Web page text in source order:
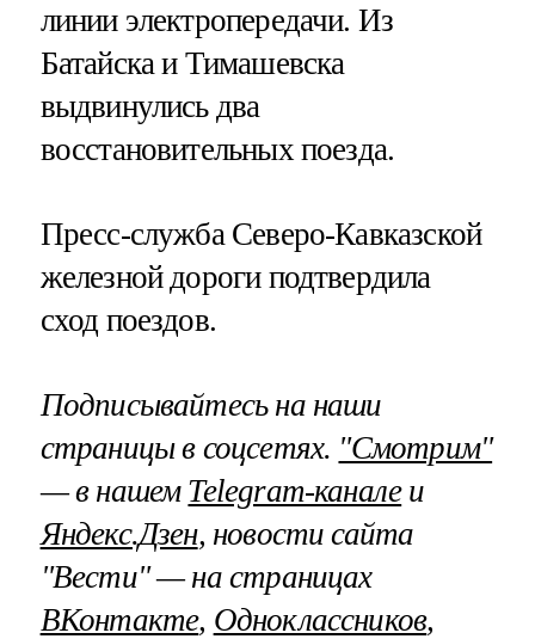
линии электропередачи. Из
Батайска и Тимашевска
выдвинулись два
восстановительных поезда.
Пресс-служба Северо-Кавказской
железной дороги подтвердила
сход поездов.
Подписывайтесь на наши
страницы в соцсетях. "Смотрим"
— в нашем Telegram-каналеи
Яндекс.Дзен, новости сайта
"Вести" — на страницах
ВКонтакте, Одноклассников,